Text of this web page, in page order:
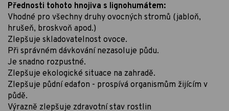
Přednosti tohoto hnojiva s lignohumátem:
Vhodné pro všechny druhy ovocných stromů (jabloň,
hrušeň, broskvoň apod.)
Zlepšuje skladovatelnost ovoce.
Při správném dávkování nezasoluje půdu.
Je snadno rozpustné.
Zlepšuje ekologické situace na zahradě.
Zlepšuje půdní edafon - prospívá organismům žijícím v
půdě.
Výrazně zlepšuje zdravotní stav rostlin